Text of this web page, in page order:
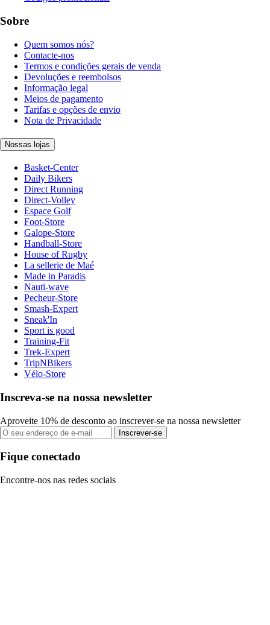
Sobre
Quem somos nós?
Contacte-nos
Termos e condições gerais de venda
Devoluções e reembolsos
Informação legal
Meios de pagamento
Tarifas e opções de envio
Nota de Privacidade
Nossas lojas
Basket-Center
Daily Bikers
Direct Running
Direct-Volley
Espace Golf
Foot-Store
Galope-Store
Handball-Store
House of Rugby
La sellerie de Maé
Made in Paradis
Nauti-wave
Pecheur-Store
Smash-Expert
Sneak'In
Sport is good
Training-Fit
Trek-Expert
TripNBikers
Vélo-Store
Inscreva-se na nossa newsletter
Aproveite 10% de desconto ao inscrever-se na nossa newsletter
Inscrever-se
Fique conectado
Encontre-nos nas redes sociais